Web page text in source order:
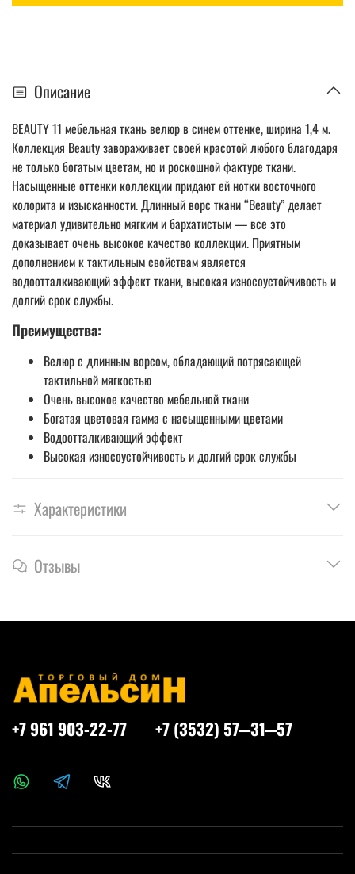
Описание
BEAUTY 11 мебельная ткань велюр в синем оттенке, ширина 1,4 м.
Коллекция Beauty завораживает своей красотой любого благодаря
не только богатым цветам, но и роскошной фактуре ткани.
Насыщенные оттенки коллекции придают ей нотки восточного
колорита и изысканности. Длинный ворс ткани “Beauty” делает
материал удивительно мягким и бархатистым — все это
доказывает очень высокое качество коллекции. Приятным
дополнением к тактильным свойствам является
водоотталкивающий эффект ткани, высокая износоустойчивость и
долгий срок службы.
Преимущества:
Велюр с длинным ворсом, обладающий потрясающей
тактильной мягкостью
Очень высокое качество мебельной ткани
Богатая цветовая гамма с насыщенными цветами
Водоотталкивающий эффект
Высокая износоустойчивость и долгий срок службы
Характеристики
Отзывы
+7 961 903-22-77 +7 (3532) 57‒31‒57